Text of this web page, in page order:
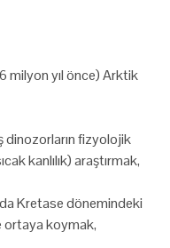
milyon yıl önce) Arktik
dinozorların fizyolojik
kanlılık) araştırmak,
Kretase dönemindeki
ortaya koymak,